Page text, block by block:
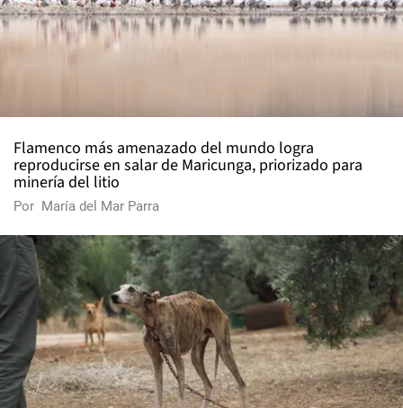
Flamenco más amenazado del mundo logra
reproducirse en salar de Maricunga, priorizado para
minería del litio
Por María del Mar Parra